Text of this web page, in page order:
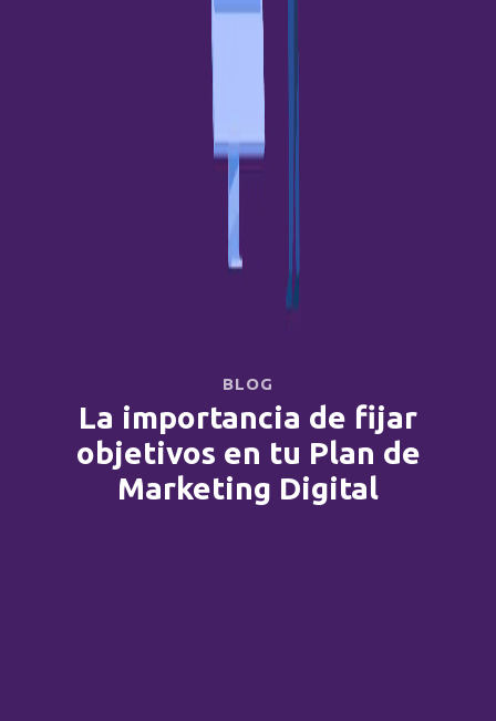
BLOG
La importancia de fijar
objetivos en tu Plan de
Marketing Digital